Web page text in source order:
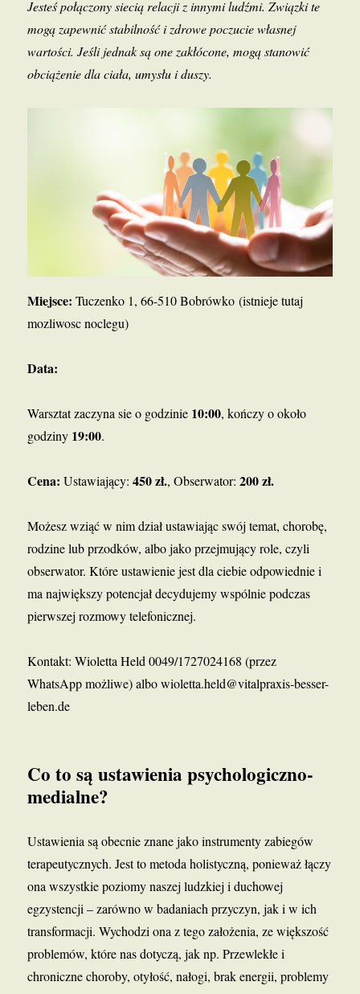
Jesteś połączony siecią relacji z innymi ludźmi. Związki te
mogą zapewnić stabilność i zdrowe poczucie własnej
wartości. Jeśli jednak są one zakłócone, mogą stanowić
obciążenie dla ciała, umysłu i duszy.
Miejsce: Tuczenko 1, 66-510 Bobrówko (istnieje tutaj
mozliwosc noclegu)
Data:
Warsztat zaczyna sie o godzinie 10:00, kończy o około
godziny 19:00.
Cena:Ustawiający:450 zł., Obserwator:200 zł.
Możesz wziąć w nim dział ustawiając swój temat, chorobę,
rodzine lub przodków, albo jako przejmujący role, czyli
obserwator. Które ustawienie jest dla ciebie odpowiednie i
ma największy potencjał decydujemy wspólnie podczas
pierwszej rozmowy telefonicznej.
Kontakt: Wioletta Held 0049/1727024168 (przez
WhatsApp możliwe) albo wioletta.held@vitalpraxis-besser-
leben.de
Co to są ustawienia psychologiczno-
medialne?
Ustawienia są obecnie znane jako instrumenty zabiegów
terapeutycznych. Jest to metoda holistyczną, ponieważ łączy
ona wszystkie poziomy naszej ludzkiej i duchowej
egzystencji – zarówno w badaniach przyczyn, jak i w ich
transformacji. Wychodzi ona z tego założenia, ze większość
problemów, które nas dotyczą, jak np. Przewlekłe i
chroniczne choroby, otyłość, nałogi, brak energii, problemy